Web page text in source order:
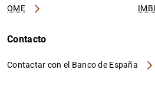
OME
Contacto
Contactar con el Banco de España